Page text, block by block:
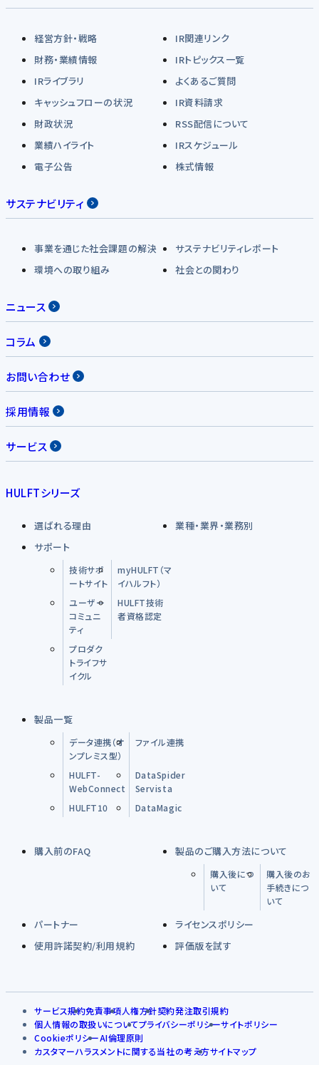
経営方針・戦略
IR関連リンク
財務・業績情報
IRトピックス一覧
IRライブラリ
よくあるご質問
キャッシュフローの状況
IR資料請求
財政状況
RSS配信について
業績ハイライト
IRスケジュール
電子公告
株式情報
サステナビリティ
事業を通じた社会課題の解決
サステナビリティレポート
環境への取り組み
社会との関わり
ニュース
コラム
お問い合わせ
採用情報
サービス
HULFTシリーズ
選ばれる理由
業種・業界・業務別
サポート
技術サポ
ートサイト
myHULFT（マ
イハルフト）
ユーザー
コミュニ
ティ
HULFT技術
者資格認定
プロダク
トライフサ
イクル
製品一覧
データ連携（オ
ンプレミス型）
ファイル連携
HULFT-
WebConnect
DataSpider
Servista
HULFT10
DataMagic
購入前のFAQ 製品のご購入方法について
購入後につ
いて
購入後のお
手続きにつ
いて
パートナー
ライセンスポリシー
使用許諾契約/利用規約
評価版を試す
サービス規約免責事項人権方針契約発注取引規約
個人情報の取扱いについてプライバシーポリシーサイトポリシー
CookieポリシーAI倫理原則
カスタマーハラスメントに関する当社の考え方サイトマップ